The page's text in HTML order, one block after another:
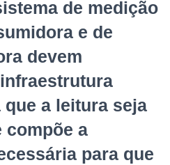
de medição
e de
devem
a leitura seja
compõe a
para que